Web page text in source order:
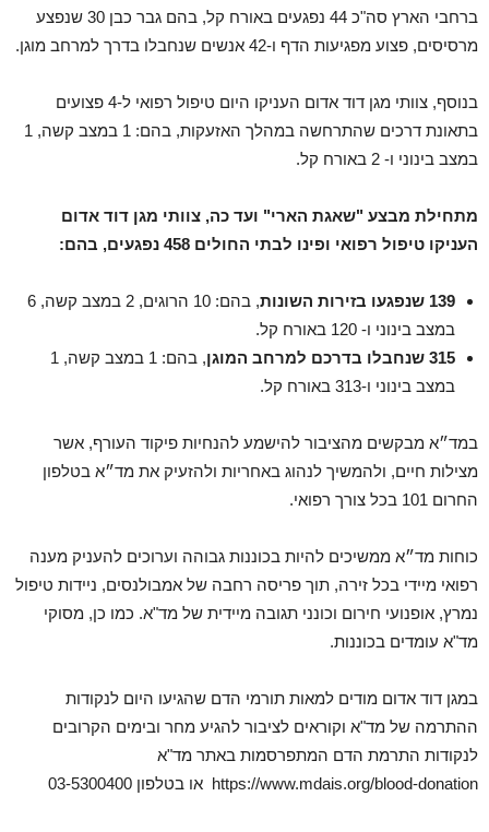
ברחבי הארץ סה"כ 44 נפגעים באורח קל, בהם גבר כבן 30 שנפצע
מרסיסים, פצוע מפגיעות הדף ו-42 אנשים שנחבלו בדרך למרחב מוגן.
בנוסף, צוותי מגן דוד אדום העניקו היום טיפול רפואי ל-4 פצועים
בתאונת דרכים שהתרחשה במהלך האזעקות, בהם: 1 במצב קשה, 1
במצב בינוני ו- 2 באורח קל.
מתחילת מבצע "שאגת הארי" ועד כה, צוותי מגן דוד אדום
העניקו טיפול רפואי ופינו לבתי החולים 458 נפגעים, בהם:
139 שנפגעו בזירות השונות
, בהם: 10 הרוגים, 2 במצב קשה, 6
במצב בינוני ו- 120 באורח קל.
315 שנחבלו בדרכם למרחב המוגן
, בהם: 1 במצב קשה, 1
במצב בינוני ו-313 באורח קל.
במד״א מבקשים מהציבור להישמע להנחיות פיקוד העורף, אשר
מצילות חיים, ולהמשיך לנהוג באחריות ולהזעיק את מד״א בטלפון
החרום 101 בכל צורך רפואי.
כוחות מד״א ממשיכים להיות בכוננות גבוהה וערוכים להעניק מענה
רפואי מיידי בכל זירה, תוך פריסה רחבה של אמבולנסים, ניידות טיפול
נמרץ, אופנועי חירום וכונני תגובה מיידית של מד"א. כמו כן, מסוקי
מד"א עומדים בכוננות.
במגן דוד אדום מודים למאות תורמי הדם שהגיעו היום לנקודות
ההתרמה של מד"א וקוראים לציבור להגיע מחר ובימים הקרובים
לנקודות התרמת הדם המתפרסמות באתר מד"א
https://www.mdais.org/blood-donation או בטלפון 03-5300400